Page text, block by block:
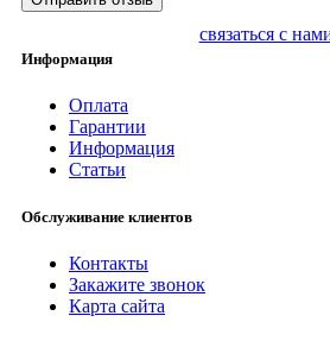
связаться с
Информация
Оплата
Гарантии
Информация
Статьи
Обслуживание клиентов
Контакты
Закажите звонок
Карта сайта